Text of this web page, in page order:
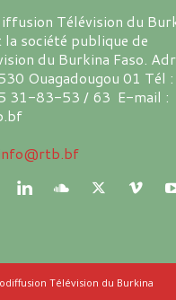
Télévision du
la société publique de
du Burkina Faso.
Ouagadougou 01 Tél :
31-83-53 / 63 E-mail :
Télévision du Burkina